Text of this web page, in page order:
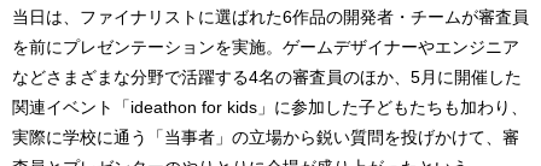
当日は、ファイナリストに選ばれた6作品の開発者・チームが審査員
を前にプレゼンテーションを実施。ゲームデザイナーやエンジニア
などさまざまな分野で活躍する4名の審査員のほか、5月に開催した
関連イベント「ideathon for kids」に参加した子どもたちも加わり、
実際に学校に通う「当事者」の立場から鋭い質問を投げかけて、審